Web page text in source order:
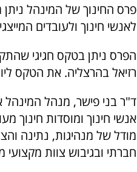
לאנשי חינוך ולעובדים
רזיאל בהרצליה. את הטקס
ד"ר בני פישר, מנהל המינהל
אנשי חינוך ומוסדות חינוך
מודל של מנהיגות, נתינה
חברתי ובגיבוש צוות מקצועי